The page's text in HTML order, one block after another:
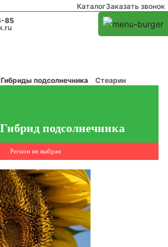
КаталогЗаказать звонок
85
Гибриды подсолнечника Стеарин
подсолнечника
Регион не выбран